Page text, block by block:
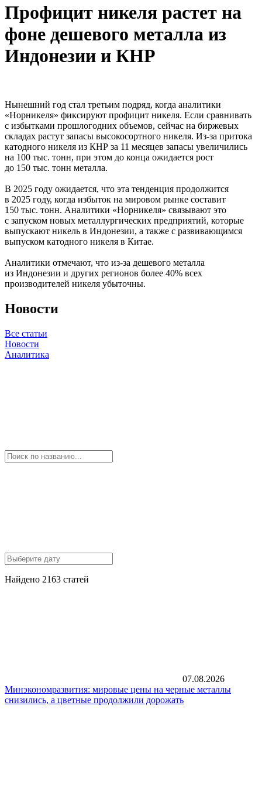
Профицит никеля растет на
фоне дешевого металла из
Индонезии и КНР
Нынешний год стал третьим подряд, когда аналитики
«Норникеля» фиксируют профицит никеля. Если сравнивать
с избытками прошлогодних объемов, сейчас на биржевых
складах растут запасы высокосортного никеля. Из-за притока
катодного никеля из КНР за 11 месяцев запасы увеличились
на 100 тыс. тонн, при этом до конца ожидается рост
до 150 тыс. тонн металла.
В 2025 году ожидается, что эта тенденция продолжится
в 2025 году, когда избыток на мировом рынке составит
150 тыс. тонн. Аналитики «Норникеля» связывают это
с запуском новых металлургических предприятий, которые
выпускают никель в Индонезии, а также с развивающимся
выпуском катодного никеля в Китае.
Аналитики отмечают, что из-за дешевого металла
из Индонезии и других регионов более 40% всех
производителей никеля убыточны.
Новости
Все статьи
Новости
Аналитика
Найдено 2163 статей
07.08.2026
Минэкономразвития: мировые цены на черные металлы
снизились, а цветные продолжили дорожать